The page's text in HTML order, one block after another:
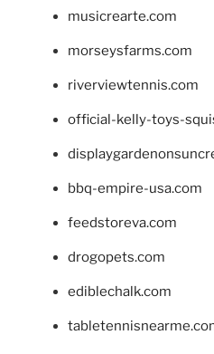
musicrearte.com
morseysfarms.com
riverviewtennis.com
official-kelly-toys-
bbq-empire-usa.com
feedstoreva.com
drogopets.com
ediblechalk.com